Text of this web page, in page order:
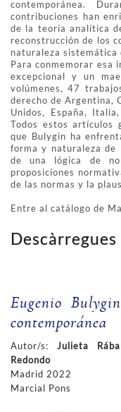
contemporánea.
contribuciones han
de la teoría analítica
reconstrucción de los
naturaleza sistemática
Para conmemorar esa
excepcional y un
volúmenes, 47
derecho de Argentina,
Unidos, España,
Todos estos artículos
que Bulygin ha
forma y naturaleza de
de una lógica de
proposiciones
de las normas y la
Entre al catálogo de
Descàrregues
Eugenio
contemporánea
Autor/s: Julieta
Redondo
Madrid 2022
Marcial Pons